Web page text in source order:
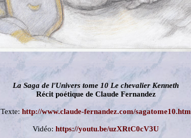
La Saga de l'Univers tome 10 Le chevalier Kenneth
Récit poétique de Claude Fernandez
Texte: http://www.claude-fernandez.com/sagatome10.htm
Vidéo: https://youtu.be/uzXRtC0cV3U